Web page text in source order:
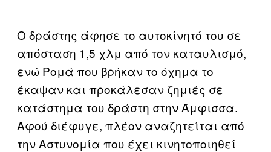
Ο δράστης άφησε το αυτοκίνητό του σε
απόσταση 1,5 χλμ από τον καταυλισμό,
ενώ Ρομά που βρήκαν το όχημα το
έκαψαν και προκάλεσαν ζημιές σε
κατάστημα του δράστη στην Άμφισσα.
Αφού διέφυγε, πλέον αναζητείται από
την Αστυνομία που έχει κινητοποιηθεί